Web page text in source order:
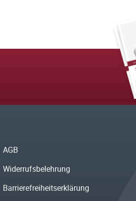
AGB
Widerrufsbelehrung
Barrierefreiheitserklärung